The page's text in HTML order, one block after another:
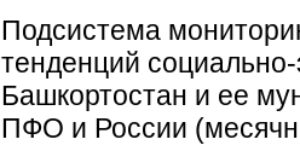
Подсистема
тенденций
Башкортостан и ее
ПФО и России